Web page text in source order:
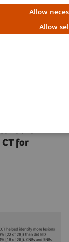
Allow
Allow
for